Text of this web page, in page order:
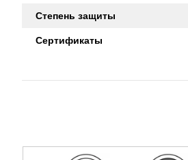
Степень защиты
Сертификаты